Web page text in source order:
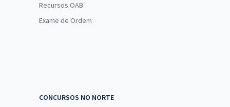
Recursos OAB
Exame de Ordem
CONCURSOS NO NORTE